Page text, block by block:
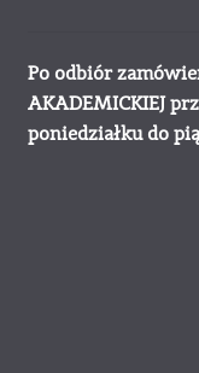
Po odbiór
AKADEMICKIEJ
poniedziałku do